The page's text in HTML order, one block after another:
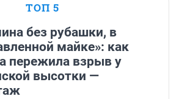
ТОП 5
без рубашки, в
майке»: как
пережила взрыв у
высотки —